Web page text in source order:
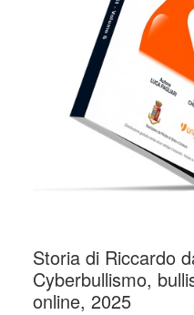
Storia di Riccardo
Cyberbullismo,
online, 2025